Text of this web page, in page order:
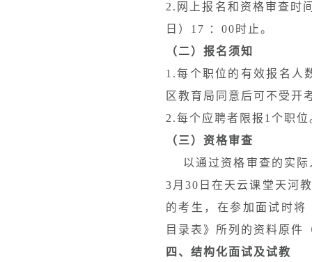
2.网上报名和资格审查时
日）17 ：00时止。
（二）报名须知
1.每个职位的有效报名人
区教育局同意后可不受开
2.每个应聘者限报1个职位
（三）资格审查
以通过资格审查的实际
3月30日在天云课堂天河
的考生，在参加面试时
目录表》所列的资料原件
四、结构化面试及试教